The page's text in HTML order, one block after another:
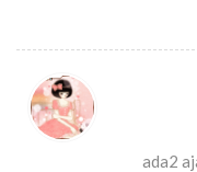
ada2